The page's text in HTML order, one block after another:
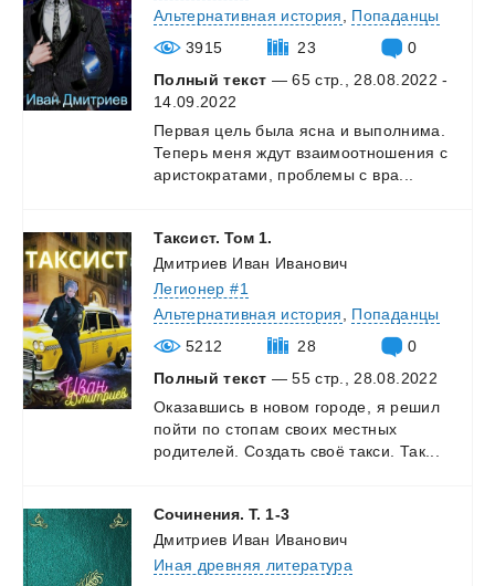
Альтернативная история
Попаданцы
3915
23
0
Полный текст — 65 стр., 28.08.2022 -
14.09.2022
Первая цель была ясна и выполнима.
Теперь меня ждут взаимоотношения с
аристократами,
проблемы с вра...
Таксист. Том 1.
Дмитриев Иван Иванович
Легионер #1
Альтернативная история
Попаданцы
5212
28
0
Полный текст — 55 стр., 28.08.2022
Оказавшись в новом городе, я решил
пойти по стопам своих местных
родителей.
Создать своё такси. Так...
Сочинения. Т. 1-3
Дмитриев Иван Иванович
Иная древняя литература